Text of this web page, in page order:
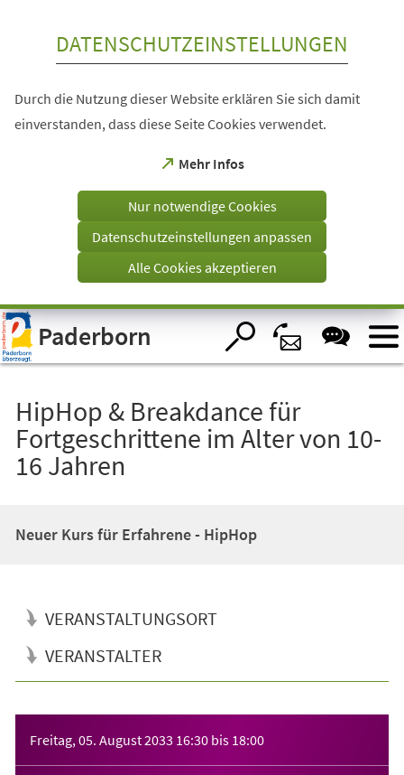
Visuelle
Assistenzsoftware
öffnen.
DATENSCHUTZEINSTELLUNGEN
Durch die Nutzung dieser Website erklären Sie sich damit
einverstanden, dass diese Seite Cookies verwendet.
Mehr Infos
(Öffnet
einem
Tab)
Nur notwendige Cookies
Datenschutzeinstellungen anpassen
Alle Cookies akzeptieren
Paderborn
HipHop & Breakdance für
Fortgeschrittene im Alter von 10-
16 Jahren
Neuer Kurs für Erfahrene - HipHop
VERANSTALTUNGSORT
VERANSTALTER
Freitag, 05. August 2033 16:30 bis 18:00